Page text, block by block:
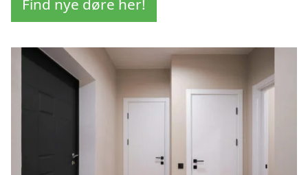
Find nye døre her!